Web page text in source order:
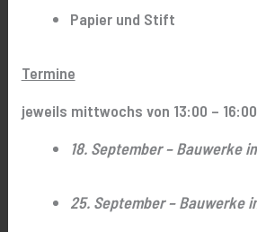
Papier und Stift
Termine
jeweils mittwochs von 13:00 –
18. September – Bauwerke
25. September – Bauwerke